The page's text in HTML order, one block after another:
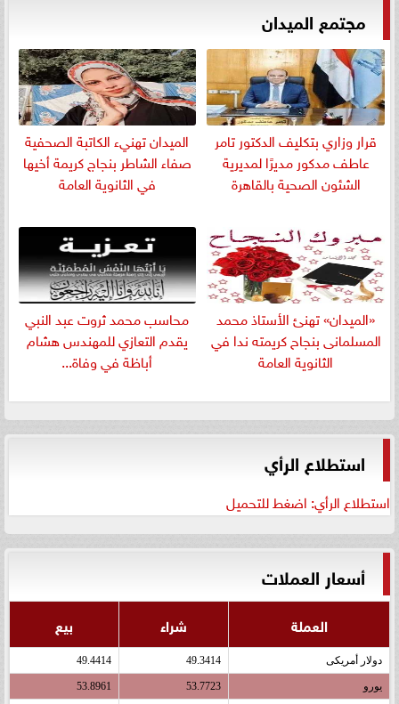
مجتمع الميدان
قرار وزاري بتكليف الدكتور تامر
عاطف مدكور مديرًا لمديرية
الشئون الصحية بالقاهرة
الميدان تهنيء الكاتبة الصحفية
صفاء الشاطر بنجاج كريمة أخيها
في الثانوية العامة
«الميدان» تهنئ الأستاذ محمد
المسلمانى بنجاح كريمته ندا في
الثانوية العامة
​محاسب محمد ثروت عبد النبي
يقدم التعازي للمهندس هشام
أباظة في وفاة...
استطلاع الرأي
استطلاع الرأي: اضغط للتحميل
أسعار العملات
العملة شراء بيع
دولار أمريكى 49.3414
49.4414
يورو 53.7723
53.8961